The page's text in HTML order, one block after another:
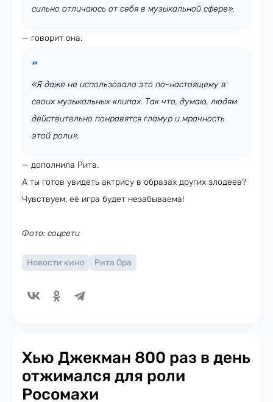
сильно отличаюсь от себя в музыкальной сфере»,
— говорит она.
«Я даже не использовала это по-настоящему в
своих музыкальных клипах. Так что, думаю, людям
действительно понравятся гламур и мрачность
этой роли»,
— дополнила Рита.
А ты готов увидеть актрису в образах других злодеев?
Чувствуем, её игра будет незабываема!
Фото: соцсети
Новости кино Рита Ора
Хью Джекман 800 раз в день
отжимался для роли
Росомахи